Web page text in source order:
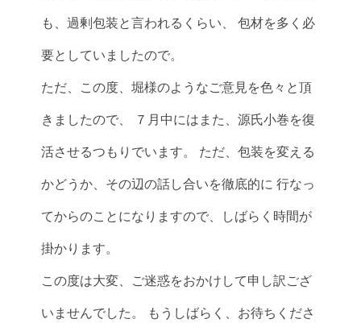
も、過剰包装と言われるくらい、 包材を多く必
要としていましたので。
ただ、この度、堀様のようなご意見を色々と頂
きましたので、 ７月中にはまた、源氏小巻を復
活させるつもりでいます。 ただ、包装を変える
かどうか、その辺の話し合いを徹底的に 行なっ
てからのことになりますので、しばらく時間が
掛かります。
この度は大変、ご迷惑をおかけして申し訳ござ
いませんでした。 もうしばらく、お待ちくださ